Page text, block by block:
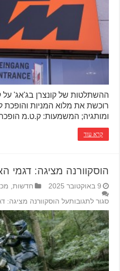
ההשתלטות של קונצרן בג'אג'
רוכשת את מלוא המניות והופכת
ומותגיה; המשמעות: ק.ט.מ
קרא עוד
הוסקוורנה מציגה: דגמי
9 באוקטובר 2025 חדשות,
סגור לתגובותעל הוסקוורנה מציגה: